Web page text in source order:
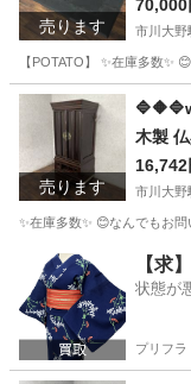
売ります
ブラッ
70,000
市川大野
【POTATO】 ✨在庫多数
千葉 市川市 市川大
江東区 フィットネス
売ります
木製
経卓
16,742
市川大野
✨在庫多数✨ 😊なんでも
千葉 市川市 市川
【求
状態が
プリフラ